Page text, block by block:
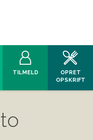
TILMELD
OPRET
OPSKRIFT